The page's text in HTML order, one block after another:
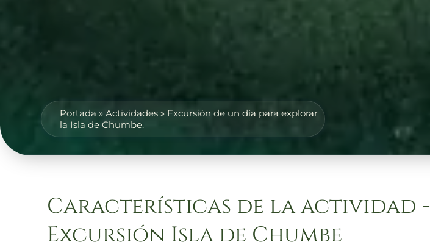
Portada »Actividades » Excursión de un día para explorar
la Isla de Chumbe.
Características de la actividad -
Excursión Isla de Chumbe